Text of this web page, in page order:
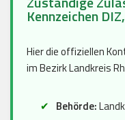
Kennzeichen
Hier die offiziellen
im Bezirk Landkreis
Behörde: